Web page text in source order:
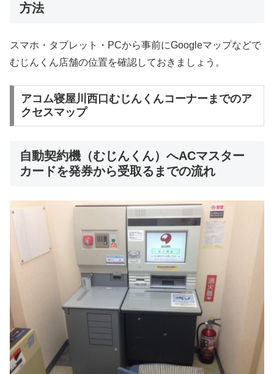
方法
スマホ・タブレット・PCから事前にGoogleマップなどで
むじんくん店舗の位置を確認しておきましょう。
アコム寝屋川西口むじんくんコーナーまでのア
クセスマップ
自動契約機（むじんくん）へACマスター
カードを発券から受取るまでの流れ